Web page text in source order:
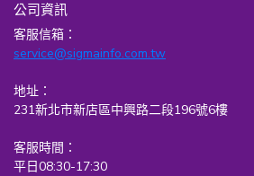
公司資訊
客服信箱：
service@sigmainfo.com.tw
地址：
231新北市新店區中興路二段196號6樓
客服時間：
平日08:30-17:30